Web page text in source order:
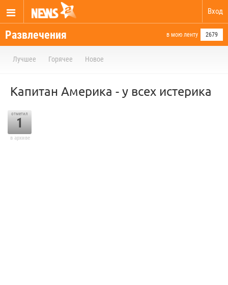
Вход
Развлечения в мою ленту 2679
Лучшее Горячее Новое
Капитан Америка - у всех истерика
отметил
1
в архиве